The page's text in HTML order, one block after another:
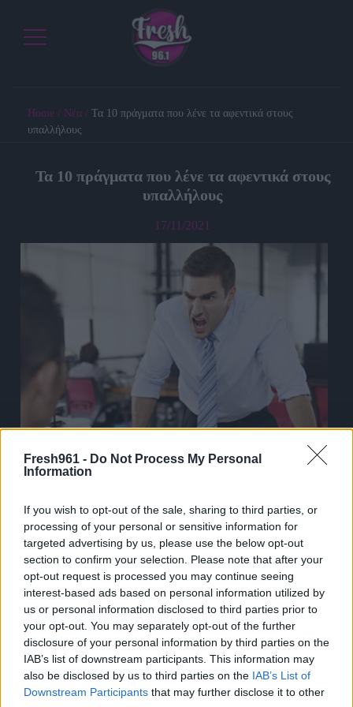
Fresh961 - Do Not Process My Personal
Information
If you wish to opt-out of the sale, sharing to third parties, or
processing of your personal or sensitive information for
targeted advertising by us, please use the below opt-out
section to confirm your selection. Please note that after your
opt-out request is processed you may continue seeing
interest-based ads based on personal information utilized by
us or personal information disclosed to third parties prior to
your opt-out. You may separately opt-out of the further
disclosure of your personal information by third parties on the
IAB’s list of downstream participants. This information may
also be disclosed by us to third parties on the IAB’s List of
Downstream Participants that may further disclose it to other
Home / Νέα / Τα 10 πράγματα που λένε τα αφεντικά στους
υπαλλήλους
Τα 10 πράγματα που λένε τα αφεντικά στους
υπαλλήλους
17/11/2021
έχουν ξεστομίσει κάποια από τις παρακάτω φράσεις. Ο Βασίλης
και ο Χριστόφορος γράφουν αυτό το μήνυμα χωρίς να
απειλούνται δεμένοι σε καρέκλες και φιμωμένοι με μόνο τα
χέρια τους ελεύθερα για να γράφουν.
1) «Άργησες»: Όταν αντί για τις 09:00 έχεις πάει στο γραφείο
09:00:17, επειδή είχαν απεργία τα Μέσα Μαζικής Μεταφοράς
και δεν είσαι ακόμα αρκετά έμπειρος στο Παρά Πέντε
προκειμένου να πετάξεις από την ταράτσα του σπιτιού σου στα
κεντρικά της εταιρίας.
2) «Εσύ, στο γραφείο μου. Τώρα!»: Όταν έχει μαλώσει το πρωί